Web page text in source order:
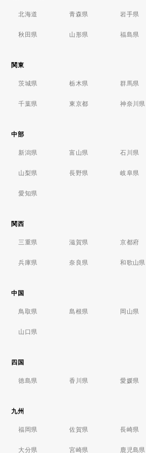
北海道 青森県 岩手県
秋田県 山形県 福島県
関東
茨城県 栃木県 群馬県
千葉県 東京都 神奈川県
中部
新潟県 富山県 石川県
山梨県 長野県 岐阜県
愛知県
関西
三重県 滋賀県 京都府
兵庫県 奈良県 和歌山県
中国
鳥取県 島根県 岡山県
山口県
四国
徳島県 香川県 愛媛県
九州
福岡県 佐賀県 長崎県
大分県 宮崎県 鹿児島県